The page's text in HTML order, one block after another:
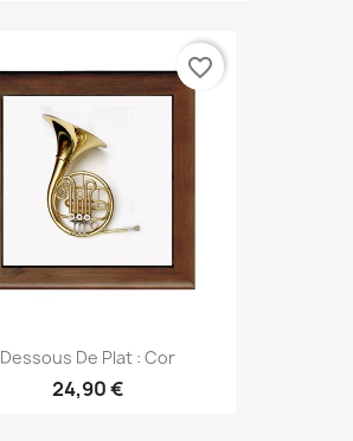
Dessous De Plat : Cor
24,90 €
favorite_border